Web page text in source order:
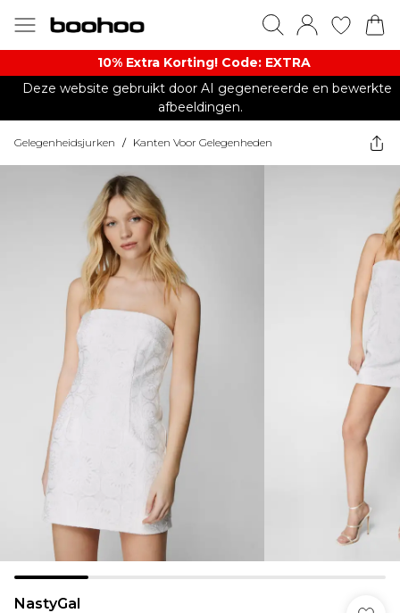
10% Extra Korting! Code: EXTRA​
Deze website gebruikt door AI gegenereerde en bewerkte
afbeeldingen.
Gelegenheidsjurken / Kanten Voor Gelegenheden
NastyGal